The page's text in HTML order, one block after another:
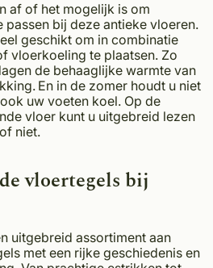
af of het mogelijk is om
bij deze antieke vloeren.
geschikt om in combinatie
vloerkoeling te plaatsen. Zo
de behaaglijke warmte van
En in de zomer houdt u niet
uw voeten koel. Op de
vloer kunt u uitgebreid lezen
niet.
vloertegels bij
uitgebreid assortiment aan
met een rijke geschiedenis en